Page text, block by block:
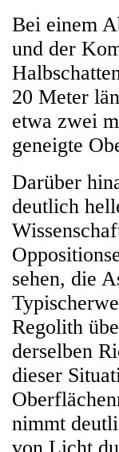
Bei einem
und der
20 Meter
etwa zwei
geneigte
Darüber
deutlich
sehen, die
Regolith
derselben
dieser
nimmt